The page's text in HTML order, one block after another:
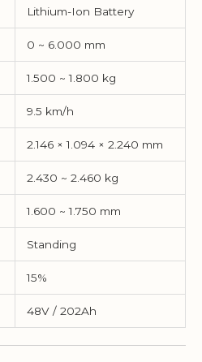
Lithium-Ion Battery
0 ~ 6.000 mm
1.500 ~ 1.800 kg
9.5 km/h
2.146 × 1.094 × 2.240 mm
2.430 ~ 2.460 kg
1.600 ~ 1.750 mm
Standing
15%
48V / 202Ah